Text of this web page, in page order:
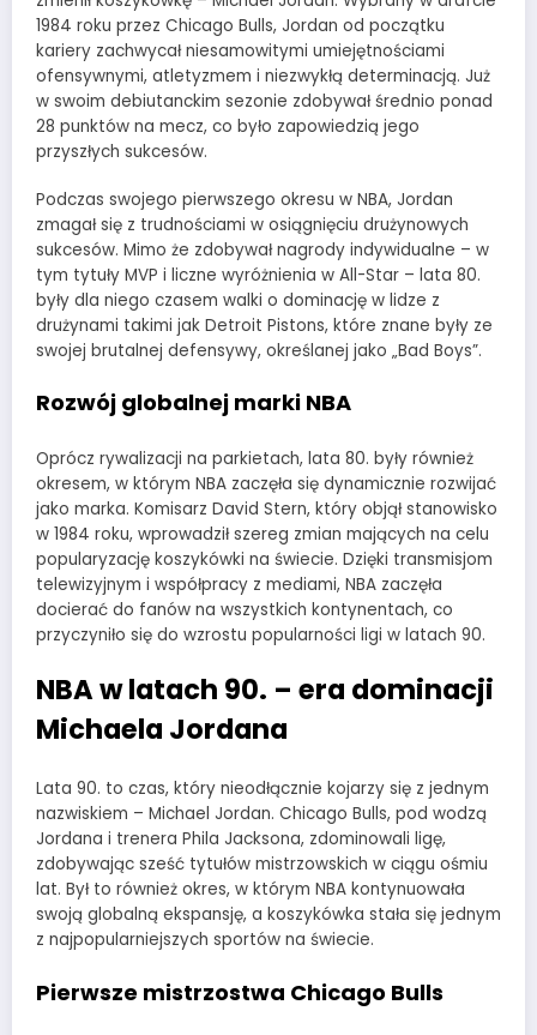
1984 roku przez Chicago Bulls, Jordan od początku
kariery zachwycał niesamowitymi umiejętnościami
ofensywnymi, atletyzmem i niezwykłą determinacją. Już
w swoim debiutanckim sezonie zdobywał średnio ponad
28 punktów na mecz, co było zapowiedzią jego
przyszłych sukcesów.
Podczas swojego pierwszego okresu w NBA, Jordan
zmagał się z trudnościami w osiągnięciu drużynowych
sukcesów. Mimo że zdobywał nagrody indywidualne – w
tym tytuły MVP i liczne wyróżnienia w All-Star – lata 80.
były dla niego czasem walki o dominację w lidze z
drużynami takimi jak Detroit Pistons, które znane były ze
swojej brutalnej defensywy, określanej jako „Bad Boys”.
Rozwój globalnej marki NBA
Oprócz rywalizacji na parkietach, lata 80. były również
okresem, w którym NBA zaczęła się dynamicznie rozwijać
jako marka. Komisarz David Stern, który objął stanowisko
w 1984 roku, wprowadził szereg zmian mających na celu
popularyzację koszykówki na świecie. Dzięki transmisjom
telewizyjnym i współpracy z mediami, NBA zaczęła
docierać do fanów na wszystkich kontynentach, co
przyczyniło się do wzrostu popularności ligi w latach 90.
NBA w latach 90. – era dominacji
Michaela Jordana
Lata 90. to czas, który nieodłącznie kojarzy się z jednym
nazwiskiem – Michael Jordan. Chicago Bulls, pod wodzą
Jordana i trenera Phila Jacksona, zdominowali ligę,
zdobywając sześć tytułów mistrzowskich w ciągu ośmiu
lat. Był to również okres, w którym NBA kontynuowała
swoją globalną ekspansję, a koszykówka stała się jednym
z najpopularniejszych sportów na świecie.
Pierwsze mistrzostwa Chicago Bulls